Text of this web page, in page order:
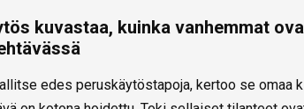
kuvastaa, kuinka vanhemmat
edes peruskäytöstapoja, kertoo se omaa